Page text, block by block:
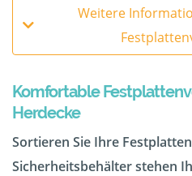
Weitere
Komfortable
Herdecke
Sortieren Sie Ihre
Sicherheitsbehälter stehen